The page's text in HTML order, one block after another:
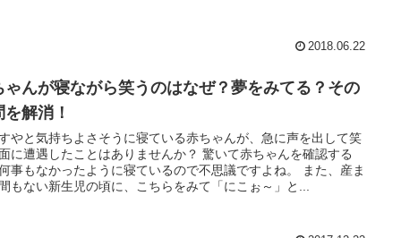
2018.06.22
ゃんが寝ながら笑うのはなぜ？夢をみてる？その
を解消！
やと気持ちよさそうに寝ている赤ちゃんが、急に声を出して笑
に遭遇したことはありませんか？ 驚いて赤ちゃんを確認する
事もなかったように寝ているので不思議ですよね。 また、産ま
もない新生児の頃に、こちらをみて「にこぉ～」と...